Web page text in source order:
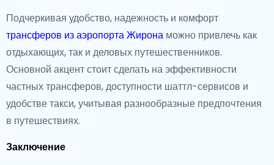
Подчеркивая удобство, надежность и комфорт
трансферов из аэропорта Жирона можно привлечь как
отдыхающих, так и деловых путешественников.
Основной акцент стоит сделать на эффективности
частных трансферов, доступности шаттл-сервисов и
удобстве такси, учитывая разнообразные предпочтения
в путешествиях.
Заключение